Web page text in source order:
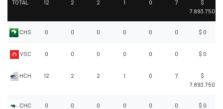
TOTAL 12 2 2 1 0 7
$
7.893.750
CHS 0 0 0 0 0 0 $ 0
VSC 0 0 0 0 0 0 $ 0
HCH 12 2 2 1 0 7
$
7.893.750
CHC 0 0 0 0 0 0 $ 0